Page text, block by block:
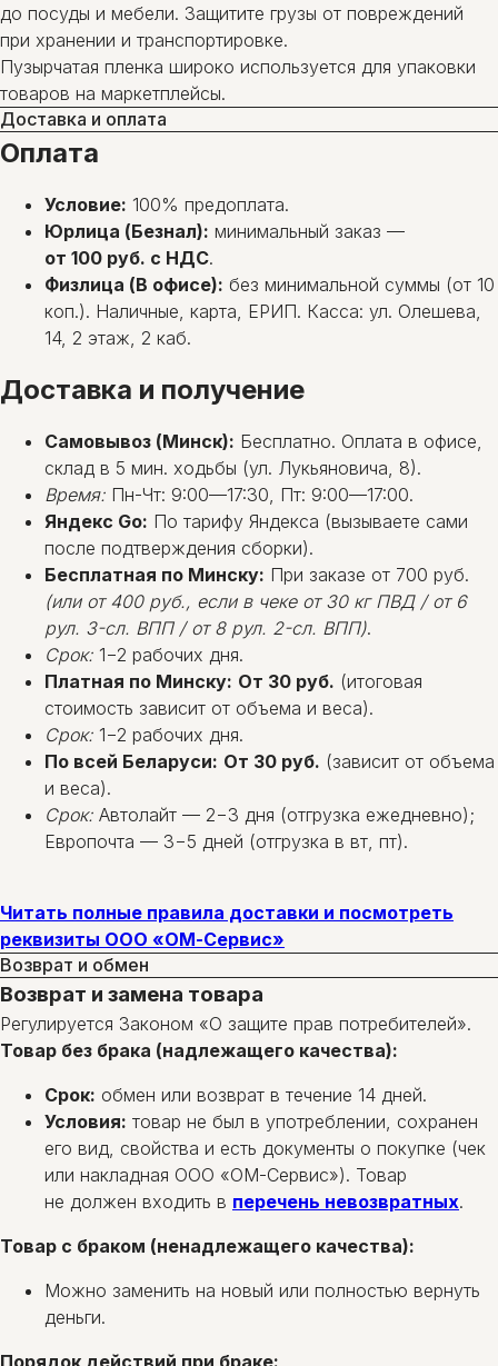
до посуды и мебели. Защитите грузы от повреждений
при хранении и транспортировке.
Пузырчатая пленка широко используется для упаковки
товаров на маркетплейсы.
Доставка и оплата
Оплата
Условие: 100% предоплата.
Юрлица (Безнал): минимальный заказ —
от 100 руб. с НДС.
Физлица (В офисе): без минимальной суммы (от 10
коп.). Наличные, карта, ЕРИП. Касса: ул. Олешева,
14, 2 этаж, 2 каб.
Доставка и получение
Самовывоз (Минск): Бесплатно. Оплата в офисе,
склад в 5 мин. ходьбы (ул. Лукьяновича, 8).
Время: Пн-Чт: 9:00—17:30, Пт: 9:00—17:00.
Яндекс Go: По тарифу Яндекса (вызываете сами
после подтверждения сборки).
Бесплатная по Минску: При заказе от 700 руб.
(или от 400 руб., если в чеке от 30 кг ПВД / от 6
рул. 3-сл. ВПП / от 8 рул. 2-сл. ВПП).
Срок: 1−2 рабочих дня.
Платная по Минску: От 30 руб. (итоговая
стоимость зависит от объема и веса).
Срок: 1−2 рабочих дня.
По всей Беларуси: От 30 руб. (зависит от объема
и веса).
Срок: Автолайт — 2−3 дня (отгрузка ежедневно);
Европочта — 3−5 дней (отгрузка в вт, пт).
Читать полные правила доставки и посмотреть
реквизиты ООО «ОМ-Сервис»
Возврат и обмен
Возврат и замена товара
Регулируется Законом «О защите прав потребителей».
Товар без брака (надлежащего качества):
Срок: обмен или возврат в течение 14 дней.
Условия: товар не был в употреблении, сохранен
его вид, свойства и есть документы о покупке (чек
или накладная ООО «ОМ-Сервис»). Товар
не должен входить в перечень невозвратных.
Товар с браком (ненадлежащего качества):
Можно заменить на новый или полностью вернуть
деньги.
Порядок действий при браке: